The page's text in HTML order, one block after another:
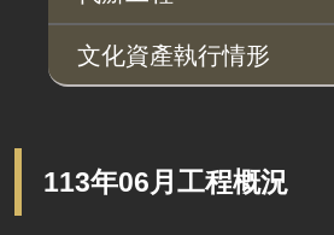
文化資產執行情形
113年06月工程概況